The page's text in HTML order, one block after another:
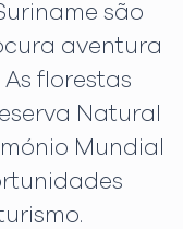
são
aventura
florestas
Natural
Mundial